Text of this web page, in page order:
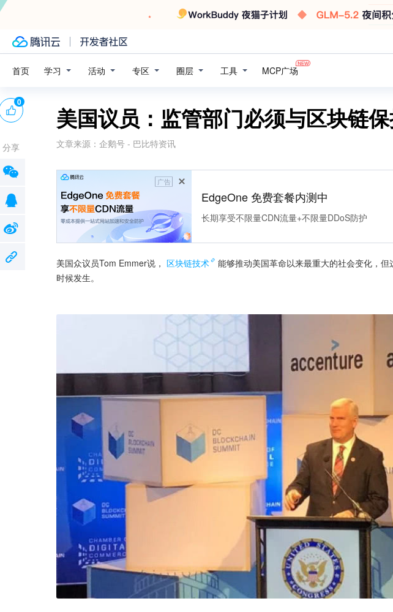
首页 学习 活动 专区 圈层 工具 MCP广场
美国议员：监管部门必须与区块链
文章来源： 企鹅号 - 巴比特资讯
广告
EdgeOne 免费套餐内测中
长期享受不限量CDN流量+不限量DDoS防护
美国众议员Tom Emmer说， 区块链技术
能够推动美国革命以来最重大的社会变化，
时候发生。
0
分享